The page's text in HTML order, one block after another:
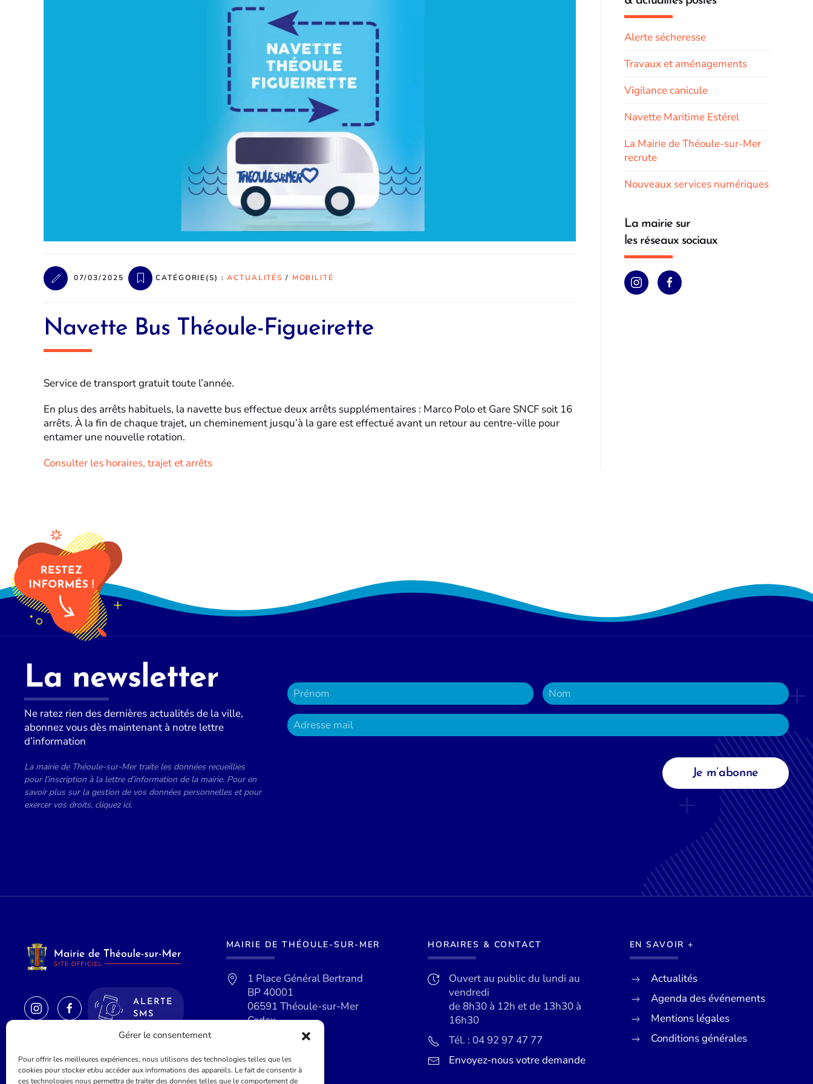
Gérer le consentement
Pour offrir les meilleures expériences, nous utilisons des technologies telles que les
cookies pour stocker et/ou accéder aux informations des appareils. Le fait de consentir à
ces technologies nous permettra de traiter des données telles que le comportement de
07/03/2025 CATÉGORIE(S) :ACTUALITÉS / MOBILITÉ
Navette Bus Théoule-Figueirette
Service de transport gratuit toute l’année.
En plus des arrêts habituels, la navette bus effectue deux arrêts supplémentaires : Marco Polo et Gare SNCF soit 16
arrêts. À la fin de chaque trajet, un cheminement jusqu’à la gare est effectué avant un retour au centre-ville pour
entamer une nouvelle rotation.
Consulter les horaires, trajet et arrêts
Alerte sécheresse
Travaux et aménagements
Vigilance canicule
Navette Maritime Estérel
La Mairie de Théoule-sur-Mer
recrute
Nouveaux services numériques
La mairie sur
les réseaux sociaux
La newsletter
Ne ratez rien des dernières actualités de la ville,
abonnez vous dès maintenant à notre lettre
d’information
La mairie de Théoule-sur-Mer traite les données recueillies
pour l’inscription à la lettre d’information de la mairie. Pour en
savoir plus sur la gestion de vos données personnelles et pour
exercer vos droits, cliquez ici.
Je m’abonne
ALERTE
SMS
MAIRIE DE THÉOULE-SUR-MER
1 Place Général Bertrand
BP 40001
06591 Théoule-sur-Mer
Cedex
HORAIRES & CONTACT
Ouvert au public du lundi au
vendredi
de 8h30 à 12h et de 13h30 à
16h30
Tél. : 04 92 97 47 77
Envoyez-nous votre demande
EN SAVOIR +
Actualités
Agenda des événements
Mentions légales
Conditions générales